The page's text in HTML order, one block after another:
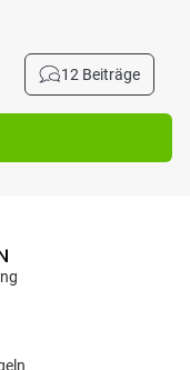
12 Beiträge